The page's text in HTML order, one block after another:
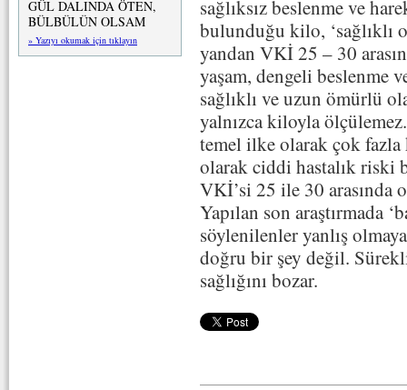
GÜL DALINDA ÖTEN,
BÜLBÜLÜN OLSAM
» Yazıyı okumak için tıklayın
sağlıksız beslenme ve
bulunduğu kilo, ‘sağlıklı
yandan VKİ 25 – 30
yaşam, dengeli beslenme
sağlıklı ve uzun ömürlü
yalnızca kiloyla
temel ilke olarak çok
olarak ciddi hastalık riski
VKİ’si 25 ile 30 arasında
Yapılan son araştırmada
söylenilenler yanlış
doğru bir şey değil.
sağlığını bozar.